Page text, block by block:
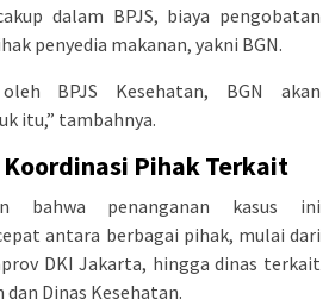
dalam BPJS, biaya pengobatan
penyedia makanan, yakni BGN.
BPJS Kesehatan, BGN akan
itu,” tambahnya.
Pihak Terkait
bahwa penanganan kasus ini
antara berbagai pihak, mulai dari
DKI Jakarta, hingga dinas terkait
Dinas Kesehatan.